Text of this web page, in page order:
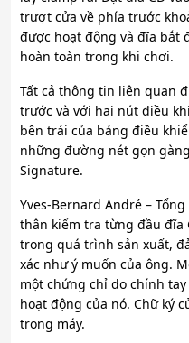
trượt cửa về phía trước
được hoạt động và đĩa bắt
hoàn toàn trong khi chơi.
Tất cả thông tin liên quan
trước và với hai nút điều
bên trái của bảng điều
những đường nét gọn
Signature.
Yves-Bernard André –
thân kiểm tra từng đầu đĩa
trong quá trình sản xuất,
xác như ý muốn của ông.
một chứng chỉ do chính
hoạt động của nó. Chữ ký
trong máy.